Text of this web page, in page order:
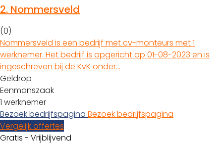
2. Nommersveld
(0)
Nommersveld is een bedrijf met cv-monteurs met 1
werknemer. Het bedrijf is opgericht op 01-08-2023 en is
ingeschreven bij de KvK onder…
Geldrop
Eenmanszaak
1 werknemer
Bezoek bedrijfspagina Bezoek bedrijfspagina
Vergelijk offertes
Gratis - Vrijblijvend